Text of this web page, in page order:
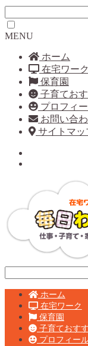
MENU
ホーム
在宅ワーク
保育園
子育てお
プロフィ
お問い合
サイトマッ
ホーム
在宅ワーク
保育園
子育ておす
プロフィー